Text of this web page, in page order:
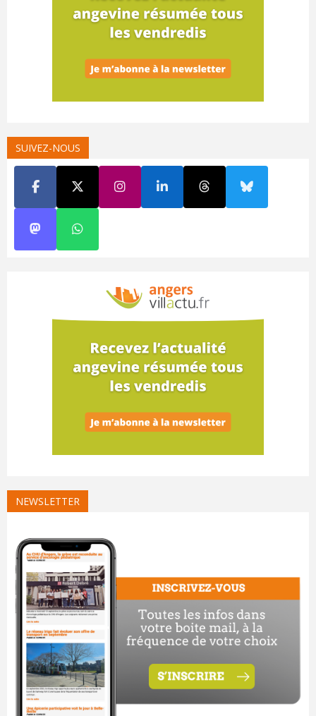
SUIVEZ-NOUS
NEWSLETTER